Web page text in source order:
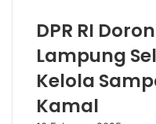
DPR RI
Lampung
Kelola
Kamal